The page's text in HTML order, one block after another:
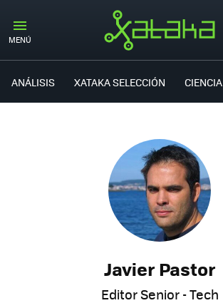
MENÚ
ANÁLISIS XATAKA SELECCIÓN CIENCIA
Javier Pastor
Editor Senior - Tech